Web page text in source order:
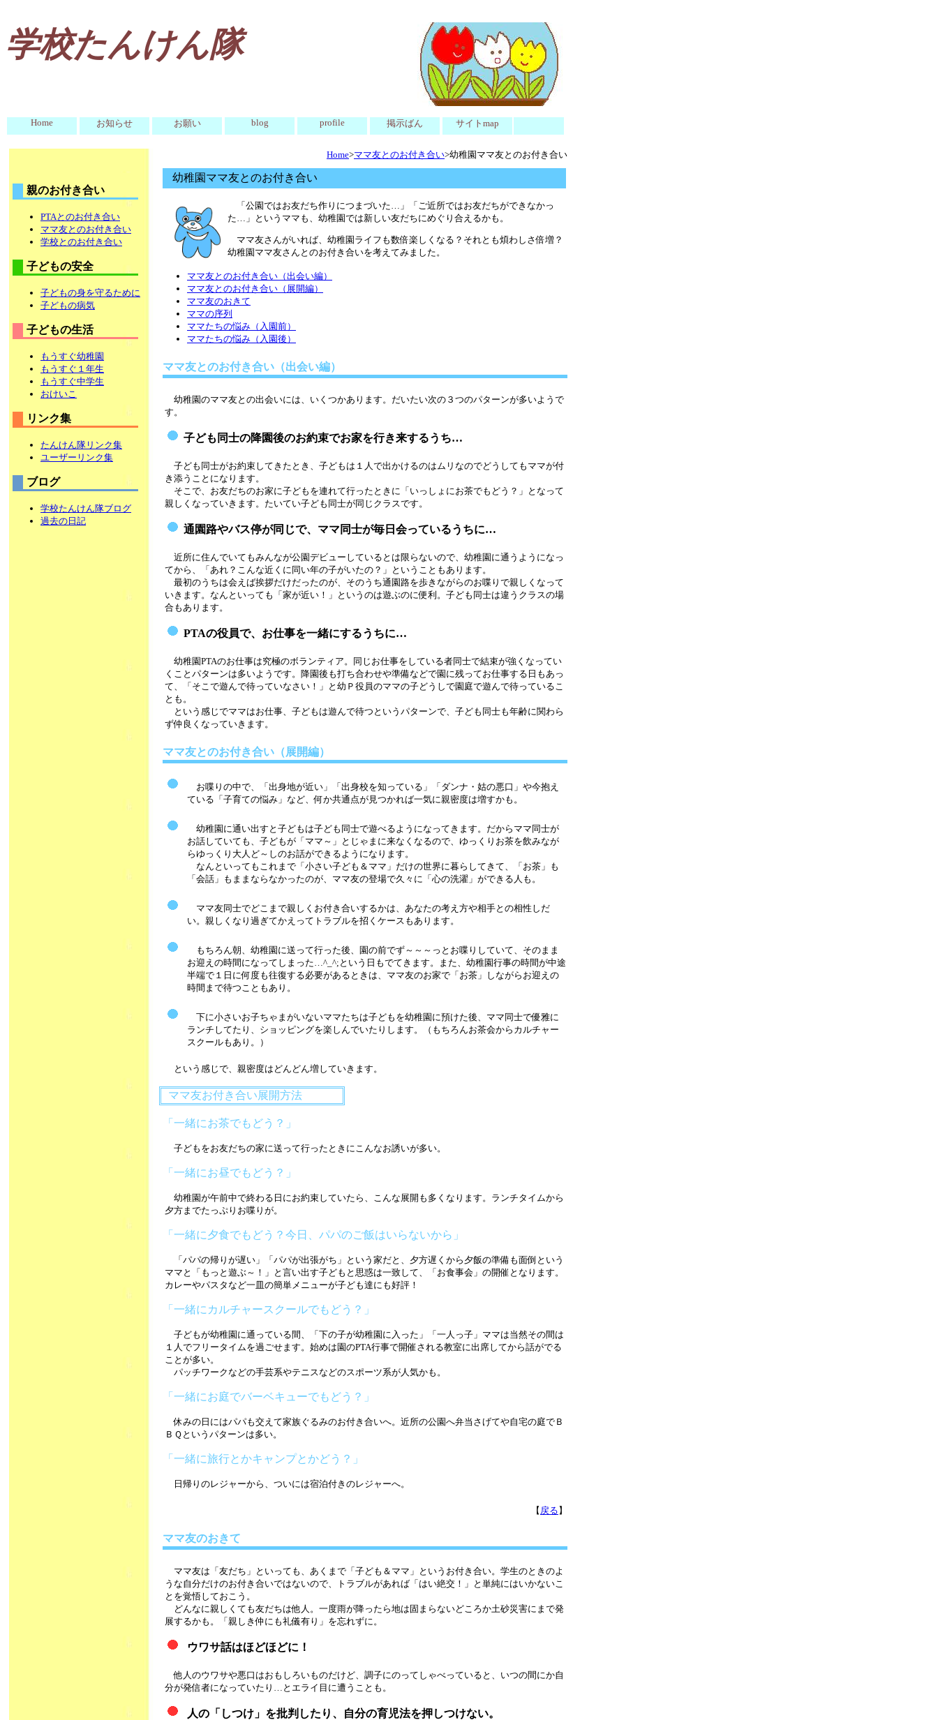
学校たんけん隊
Home お知らせ お願い blog profile 掲示ばん サイトmap
親のお付き合い
PTAとのお付き合い
ママ友とのお付き合い
学校とのお付き合い
子どもの安全
子どもの身を守るために
子どもの病気
子どもの生活
もうすぐ幼稚園
もうすぐ１年生
もうすぐ中学生
おけいこ
リンク集
たんけん隊リンク集
ユーザーリンク集
ブログ
学校たんけん隊ブログ
過去の日記
Home>ママ友とのお付き合い>幼稚園ママ友とのお付き合い
幼稚園ママ友とのお付き合い
「公園ではお友だち作りにつまづいた…」「ご近所ではお友だちができなかっ
た…」というママも、幼稚園では新しい友だちにめぐり合えるかも。
ママ友さんがいれば、幼稚園ライフも数倍楽しくなる？それとも煩わしさ倍増？
幼稚園ママ友さんとのお付き合いを考えてみました。
ママ友とのお付き合い（出会い編）
ママ友とのお付き合い（展開編）
ママ友のおきて
ママの序列
ママたちの悩み（入園前）
ママたちの悩み（入園後）
ママ友とのお付き合い（出会い編）
幼稚園のママ友との出会いには、いくつかあります。だいたい次の３つのパターンが多いようで
す。
子ども同士の降園後のお約束でお家を行き来するうち…
子ども同士がお約束してきたとき、子どもは１人で出かけるのはムリなのでどうしてもママが付
き添うことになります。
そこで、お友だちのお家に子どもを連れて行ったときに「いっしょにお茶でもどう？」となって
親しくなっていきます。たいてい子ども同士が同じクラスです。
通園路やバス停が同じで、ママ同士が毎日会っているうちに…
近所に住んでいてもみんなが公園デビューしているとは限らないので、幼稚園に通うようになっ
てから、「あれ？こんな近くに同い年の子がいたの？」ということもあります。
最初のうちは会えば挨拶だけだったのが、そのうち通園路を歩きながらのお喋りで親しくなって
いきます。なんといっても「家が近い！」というのは遊ぶのに便利。子ども同士は違うクラスの場
合もあります。
PTAの役員で、お仕事を一緒にするうちに…
幼稚園PTAのお仕事は究極のボランティア。同じお仕事をしている者同士で結束が強くなってい
くことパターンは多いようです。降園後も打ち合わせや準備などで園に残ってお仕事する日もあっ
て、「そこで遊んで待っていなさい！」と幼Ｐ役員のママの子どうしで園庭で遊んで待っているこ
とも。
という感じでママはお仕事、子どもは遊んで待つというパターンで、子ども同士も年齢に関わら
ず仲良くなっていきます。
ママ友とのお付き合い（展開編）
お喋りの中で、「出身地が近い」「出身校を知っている」「ダンナ・姑の悪口」や今抱え
ている「子育ての悩み」など、何か共通点が見つかれば一気に親密度は増すかも。
幼稚園に通い出すと子どもは子ども同士で遊べるようになってきます。だからママ同士が
お話していても、子どもが「ママ～」とじゃまに来なくなるので、ゆっくりお茶を飲みなが
らゆっくり大人ど～しのお話ができるようになります。
なんといってもこれまで「小さい子ども＆ママ」だけの世界に暮らしてきて、「お茶」も
「会話」もままならなかったのが、ママ友の登場で久々に「心の洗濯」ができる人も。
ママ友同士でどこまで親しくお付き合いするかは、あなたの考え方や相手との相性しだ
い。親しくなり過ぎてかえってトラブルを招くケースもあります。
もちろん朝、幼稚園に送って行った後、園の前でず～～～っとお喋りしていて、そのまま
お迎えの時間になってしまった…^_^;という日もでてきます。また、幼稚園行事の時間が中途
半端で１日に何度も往復する必要があるときは、ママ友のお家で「お茶」しながらお迎えの
時間まで待つこともあり。
下に小さいお子ちゃまがいないママたちは子どもを幼稚園に預けた後、ママ同士で優雅に
ランチしてたり、ショッピングを楽しんでいたりします。（もちろんお茶会からカルチャー
スクールもあり。）
という感じで、親密度はどんどん増していきます。
ママ友お付き合い展開方法
「一緒にお茶でもどう？」
子どもをお友だちの家に送って行ったときにこんなお誘いが多い。
「一緒にお昼でもどう？」
幼稚園が午前中で終わる日にお約束していたら、こんな展開も多くなります。ランチタイムから
夕方までたっぷりお喋りが。
「一緒に夕食でもどう？今日、パパのご飯はいらないから」
「パパの帰りが遅い」「パパが出張がち」という家だと、夕方遅くから夕飯の準備も面倒という
ママと「もっと遊ぶ～！」と言い出す子どもと思惑は一致して、「お食事会」の開催となります。
カレーやパスタなど一皿の簡単メニューが子ども達にも好評！
「一緒にカルチャースクールでもどう？」
子どもが幼稚園に通っている間、「下の子が幼稚園に入った」「一人っ子」ママは当然その間は
１人でフリータイムを過ごせます。始めは園のPTA行事で開催される教室に出席してから話がでる
ことが多い。
パッチワークなどの手芸系やテニスなどのスポーツ系が人気かも。
「一緒にお庭でバーベキューでもどう？」
休みの日にはパパも交えて家族ぐるみのお付き合いへ。近所の公園へ弁当さげてや自宅の庭でＢ
ＢＱというパターンは多い。
「一緒に旅行とかキャンプとかどう？」
日帰りのレジャーから、ついには宿泊付きのレジャーへ。
【 戻る 】
ママ友のおきて
ママ友は「友だち」といっても、あくまで「子ども＆ママ」というお付き合い。学生のときのよ
うな自分だけのお付き合いではないので、トラブルがあれば「はい絶交！」と単純にはいかないこ
とを覚悟しておこう。
どんなに親しくても友だちは他人。一度雨が降ったら地は固まらないどころか土砂災害にまで発
展するかも。「親しき仲にも礼儀有り」を忘れずに。
ウワサ話はほどほどに！
他人のウワサや悪口はおもしろいものだけど、調子にのってしゃべっていると、いつの間にか自
分が発信者になっていたり…とエライ目に遭うことも。
人の「しつけ」を批判したり、自分の育児法を押しつけない。